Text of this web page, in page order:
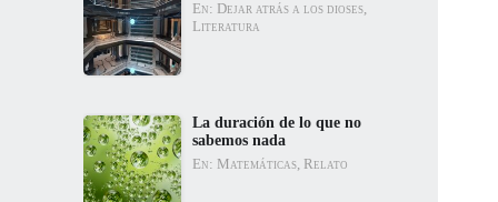
En: Dejar atrás a los dioses,
Literatura
La duración de lo que no
sabemos nada
En: Matemáticas, Relato